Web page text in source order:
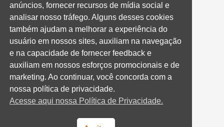
CONVENÇÃO COLETIVA E ACORDOS
Convenções Coletivas
Banco do Brasil
Caixa Econômica Federal
Banrisul
Privados
Aditivos RS
Cooperativas e Financeiras
anúncios, fornecer recursos de mídia social e
analisar nosso tráfego. Alguns desses cookies
também ajudam a melhorar a experiência do
usuário em nossos sites, auxiliam na navegação
e na capacidade de fornecer feedback e
auxiliam em nossos esforços promocionais e de
marketing. Ao continuar, você concorda com a
nossa política de privacidade.
Acesse aqui nossa Política de Privacidade.